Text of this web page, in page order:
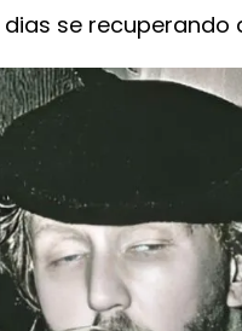
se recuperando